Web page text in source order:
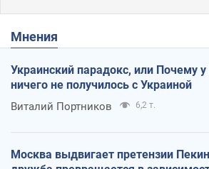
Мнения
Украинский парадокс, или Почему у
ничего не получилось с Украиной
Виталий Портников 6,2 т.
Москва выдвигает претензии